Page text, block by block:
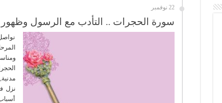
22 نوفمبر
سورة الحجرات .. التأدب مع الرسول وظهور
نزل